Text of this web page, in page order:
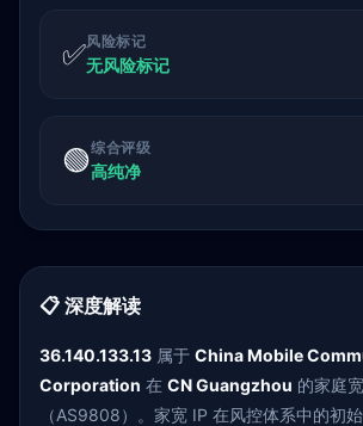
✅风险标记
无风险标记
🟢综合评级
高纯净
📋 深度解读
36.140.133.13 属于 China Mobile
Corporation 在 CN Guangzhou 的家庭
（AS9808）。家宽 IP 在风控体系中的初